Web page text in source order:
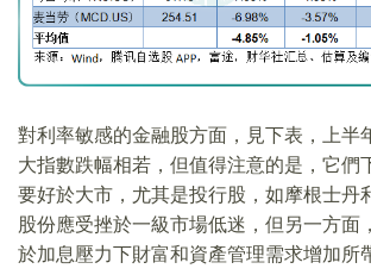
對利率敏感的金融股方面，見下表，上半
大指數跌幅相若，但值得注意的是，它們
要好於大市，尤其是投行股，如摩根士丹
股份應受挫於一級市場低迷，但另一方面
於加息壓力下財富和資產管理需求增加所